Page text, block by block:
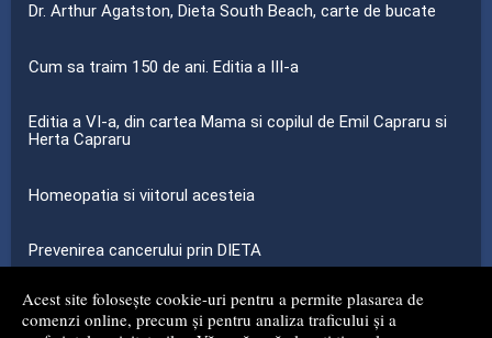
Acest site folosește cookie-uri pentru a permite plasarea de
comenzi online, precum și pentru analiza traficului și a
Dr. Arthur Agatston, Dieta South Beach, carte de bucate
Cum sa traim 150 de ani. Editia a III-a
Editia a VI-a, din cartea Mama si copilul de Emil Capraru si
Herta Capraru
Homeopatia si viitorul acesteia
Prevenirea cancerului prin DIETA
...toate știrile